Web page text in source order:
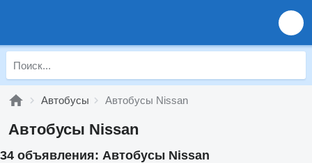
Автобусы Автобусы Nissan
Автобусы Nissan
34 объявления: Автобусы Nissan